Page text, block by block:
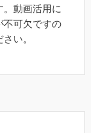
。動画活用に
不可欠ですの
い。